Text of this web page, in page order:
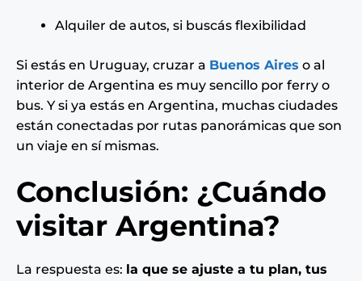
Alquiler de autos, si buscás flexibilidad
Si estás en Uruguay, cruzar a Buenos Aires o al
interior de Argentina es muy sencillo por ferry o
bus. Y si ya estás en Argentina, muchas ciudades
están conectadas por rutas panorámicas que son
un viaje en sí mismas.
Conclusión: ¿Cuándo
visitar Argentina?
La respuesta es: la que se ajuste a tu plan, tus